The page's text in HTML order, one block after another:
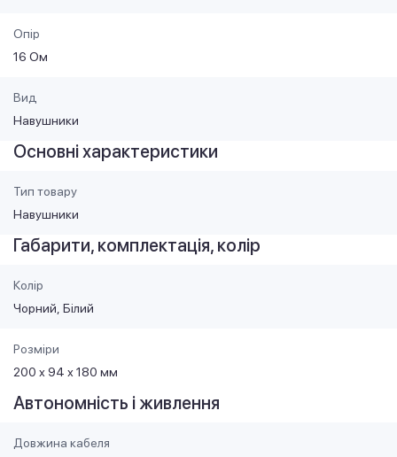
Опір
16 Ом
Вид
Навушники
Основні характеристики
Тип товару
Навушники
Габарити, комплектація, колір
Колір
Чорний Білий
Розміри
200 х 94 х 180 мм
Автономність і живлення
Довжина кабеля